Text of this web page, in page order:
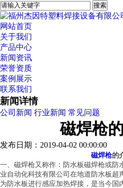
网站首页
关于我们
产品中心
新闻资讯
荣誉资质
案例展示
联系我们
新闻详情
公司新闻 行业新闻 常见问题
磁焊枪
发布日期：2019-04-02 00:00:00
磁焊枪的
一、磁焊枪又称作：防水板磁焊枪或防
业自动化科技有限公司在地道防水板超
为防水板进行感应加热焊接，是当今国